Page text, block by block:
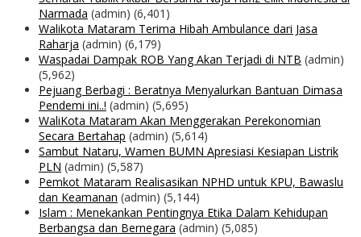
Narmada (admin) (6,401)
Walikota Mataram Terima Hibah Ambulance dari Jasa
Raharja (admin) (6,179)
Waspadai Dampak ROB Yang Akan Terjadi di NTB (admin)
(5,962)
Pejuang Berbagi : Beratnya Menyalurkan Bantuan Dimasa
Pendemi ini..! (admin) (5,695)
WaliKota Mataram Akan Menggerakan Perekonomian
Secara Bertahap (admin) (5,614)
Sambut Nataru, Wamen BUMN Apresiasi Kesiapan Listrik
PLN (admin) (5,587)
Pemkot Mataram Realisasikan NPHD untuk KPU, Bawaslu
dan Keamanan (admin) (5,144)
Islam : Menekankan Pentingnya Etika Dalam Kehidupan
Berbangsa dan Bernegara (admin) (5,085)